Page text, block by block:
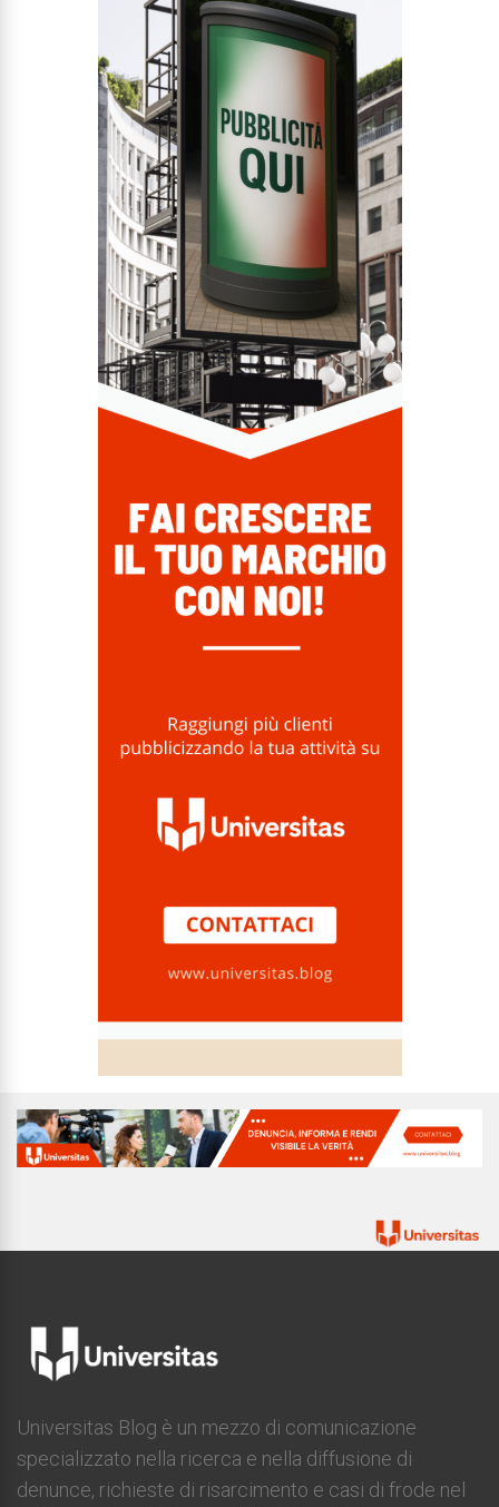
Universitas Blog è un mezzo di comunicazione
specializzato nella ricerca e nella diffusione di
denunce, richieste di risarcimento e casi di frode nel